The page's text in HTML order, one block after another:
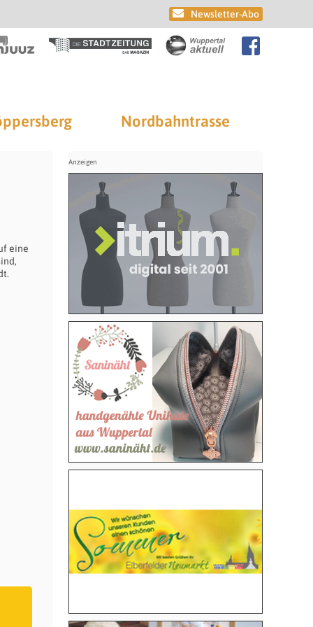
Newsletter-Abo
Nordbahntrasse
eine